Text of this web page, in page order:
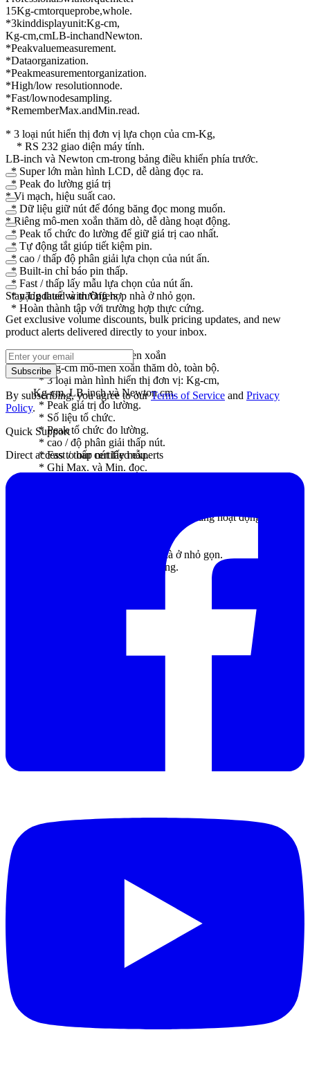
15Kg-cmtorqueprobe,whole.
*3kinddisplayunit:Kg-cm,
Kg-cm,cmLB-inchandNewton.
*Peakvaluemeasurement.
*Dataorganization.
*Peakmeasurementorganization.
*High/low resolutionnode.
*Fast/lownodesampling.
*RememberMax.andMin.read.
* 3 loại nút hiển thị đơn vị lựa chọn của cm-Kg,
* RS 232 giao diện máy tính.
LB-inch và Newton cm-trong bảng điều khiển phía trước.
* Super lớn màn hình LCD, dễ dàng đọc ra.
* Peak đo lường giá trị
* Vi mạch, hiệu suất cao.
* Dữ liệu giữ nút để đóng băng đọc mong muốn.
* Riêng mô-men xoắn thăm dò, dễ dàng hoạt động.
* Peak tổ chức đo lường để giữ giá trị cao nhất.
* Tự động tắt giúp tiết kiệm pin.
* cao / thấp độ phân giải lựa chọn của nút ấn.
* Built-in chỉ báo pin thấp.
* Fast / thấp lấy mẫu lựa chọn của nút ấn.
* nặng thuế và trường hợp nhà ở nhỏ gọn.
* Hoàn thành tập với trường hợp thực cứng.
Chuyên mét với mô-men xoắn
15 Kg-cm mô-men xoắn thăm dò, toàn bộ.
* 3 loại màn hình hiển thị đơn vị: Kg-cm,
Kg-cm, LB-inch và Newton cm.
* Peak giá trị đo lường.
* Số liệu tổ chức.
* Peak tổ chức đo lường.
* cao / độ phân giải thấp nút.
* Fast / thấp nút lấy mẫu.
* Ghi Max. và Min. đọc.
* Riêng mô-men xoắn thăm dò, dễ dàng hoạt động.
* nặng thuế và trường hợp nhà ở nhỏ gọn.
* Cung cấp với hộp đựng cứng.
Stay Updated with Offers
Get exclusive volume discounts, bulk pricing updates, and new
product alerts delivered directly to your inbox.
Subscribe
By subscribing, you agree to ourTerms of Service and Privacy
Policy.
Quick Support
Direct access to our certified experts